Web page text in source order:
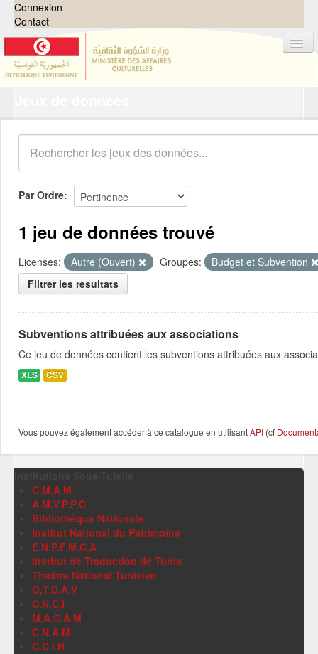
Connexion
Contact
Organisations
Groupes
Demandes 0
À propos
Par Ordre
1 jeu de données trouvé
Licenses: Autre (Ouvert) Groupes:
Budget et Subvention
Filtrer les resultats
Subventions attribuées aux associations
Ce jeu de données contient les subventions attribuées aux
XLS CSV
Vous pouvez également accéder à ce catalogue en utilisantAPI (cf
C.M.A.M
A.M.V.P.P.C
Bibliothèque Nationale
Institut National du Patrimoine
E.N.P.F.M.C.A
Institut de Traduction de Tunis
Théâtre National Tunisien
O.T.D.A.V
C.N.C.I
M.A.C.A.M
C.N.A.M
C.C.I.H